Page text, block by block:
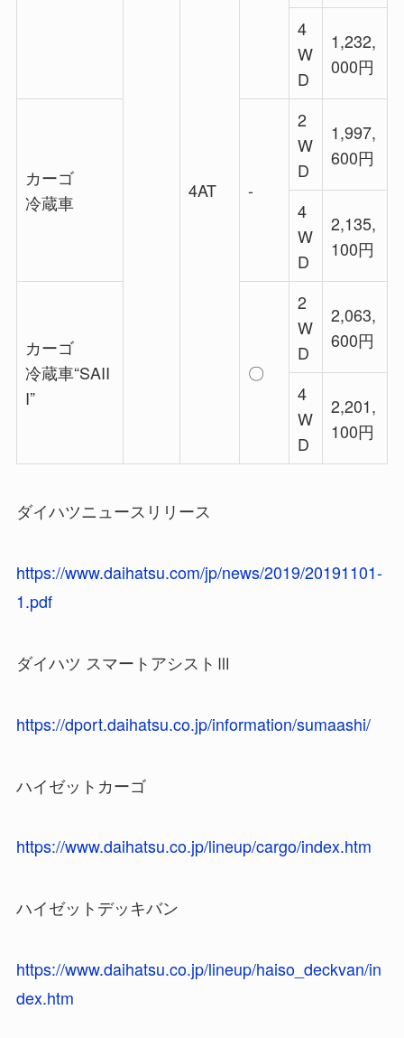
4AT
4
W
D
1,232,
000円
カーゴ
冷蔵車
‐
2
W
D
1,997,
600円
4
W
D
2,135,
100円
カーゴ
冷蔵車“SAII
I”
〇
2
W
D
2,063,
600円
4
W
D
2,201,
100円
ダイハツニュースリリース
https://www.daihatsu.com/jp/news/2019/20191101-
1.pdf
ダイハツ スマートアシストⅢ
https://dport.daihatsu.co.jp/information/sumaashi/
ハイゼットカーゴ
https://www.daihatsu.co.jp/lineup/cargo/index.htm
ハイゼットデッキバン
https://www.daihatsu.co.jp/lineup/haiso_deckvan/in
dex.htm